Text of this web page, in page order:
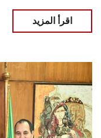
اقرأ المزيد